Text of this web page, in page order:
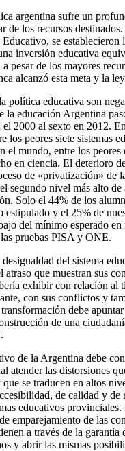
argentina sufre un
de los recursos
se establecieron
inversión educativa
pesar de los mayores
alcanzó esta meta y la
política educativa son
la educación Argentina
2000 al sexto en 2012.
los peores siete sistemas
el mundo, entre los
en ciencia. El deterioro
de «privatización» de
segundo nivel más alto de
Solo el 44% de los
estipulado y el 25% de
del mínimo esperado en
pruebas PISA y ONE.
del sistema
que muestran sus
exhibir con relación al
con sus conflictos y
debe
de una
de la Argentina debe
atender las distorsiones
se traducen en altos
de calidad y de
educativos
emparejamiento de las
a través de la garantía
y abrir las mismas